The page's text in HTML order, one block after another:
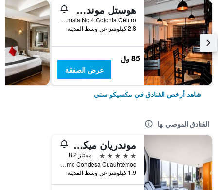
هوستل موندو جوفين
República de Guatemala No 4 Colonia Centro, مكسيكو ستي, ولاية مقاطعة مدينة مكسيكو الفيدرالية, المكسيك
2.8 كيلومتر عن وسط المدينة
85 ﷼
عرض الصفقة
شاهد أرخص الفنادق في مكسيكو ستي
الفنادق الموصى بها
موندريان ميكسيكو سيتي كونديسا
5 نجوم
ممتاز 8.2
Aguascalientes 158 Hipodromo Condesa Cuauhtemoc, مكسيكو ستي, ولاية مقاطعة مدينة مكسيكو الفيدرالية, المكسيك
1.9 كيلومتر عن وسط المدينة